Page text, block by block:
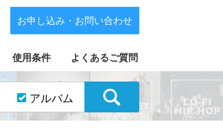
使用条件 よくあるご質問
お申し込み・お問い合わせ
アルバム